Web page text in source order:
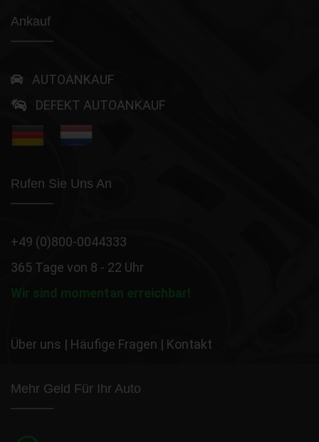
Ankauf
AUTOANKAUF
DEFEKT AUTOANKAUF
Rufen Sie Uns An
+49 (0)800-0044333
365 Tage von 8 - 22 Uhr
Wir sind momentan erreichbar!
Über uns | Häufige Fragen | Kontakt
Mehr Geld Für Ihr Auto